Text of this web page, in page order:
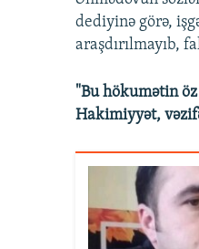
dediyinə görə,
araşdırılmayıb,
"Bu hökumətin
Hakimiyyət,